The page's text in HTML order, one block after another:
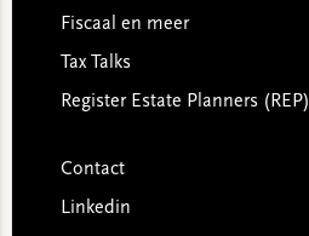
Fiscaal en meer
Tax Talks
Register Estate Planners (REP)
Contact
Linkedin